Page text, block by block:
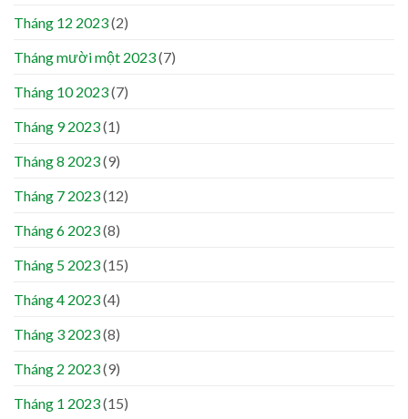
Tháng 12 2023(2)
Tháng mười một 2023(7)
Tháng 10 2023(7)
Tháng 9 2023(1)
Tháng 8 2023(9)
Tháng 7 2023(12)
Tháng 6 2023(8)
Tháng 5 2023(15)
Tháng 4 2023(4)
Tháng 3 2023(8)
Tháng 2 2023(9)
Tháng 1 2023(15)